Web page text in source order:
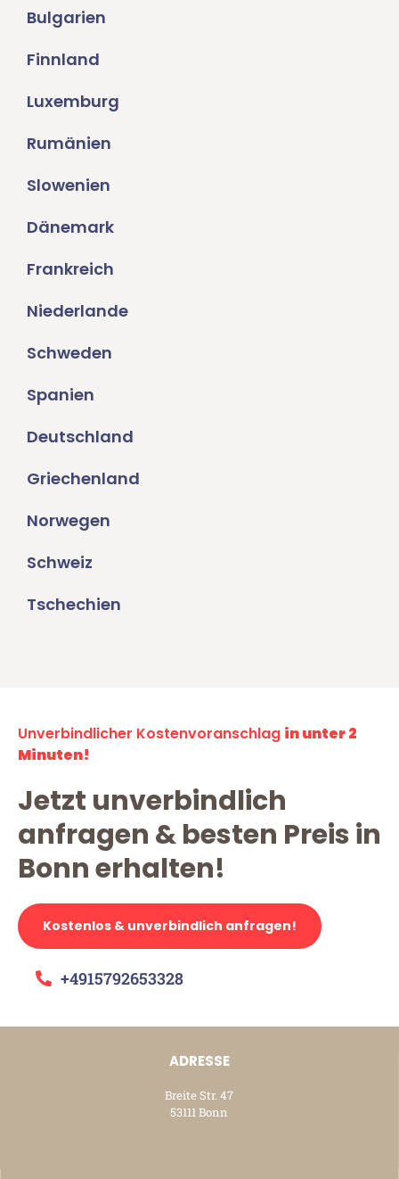
Bulgarien
Finnland
Luxemburg
Rumänien
Slowenien
Dänemark
Frankreich
Niederlande
Schweden
Spanien
Deutschland
Griechenland
Norwegen
Schweiz
Tschechien
Unverbindlicher Kostenvoranschlag in unter 2
Minuten!
Jetzt unverbindlich
anfragen & besten Preis in
Bonn erhalten!
Kostenlos & unverbindlich anfragen!
+4915792653328
ADRESSE
Breite Str. 47
53111 Bonn